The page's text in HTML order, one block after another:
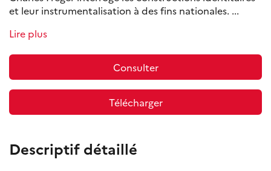
et leur instrumentalisation à des fins nationales. ...
Lire plus
Consulter
Télécharger
Descriptif détaillé